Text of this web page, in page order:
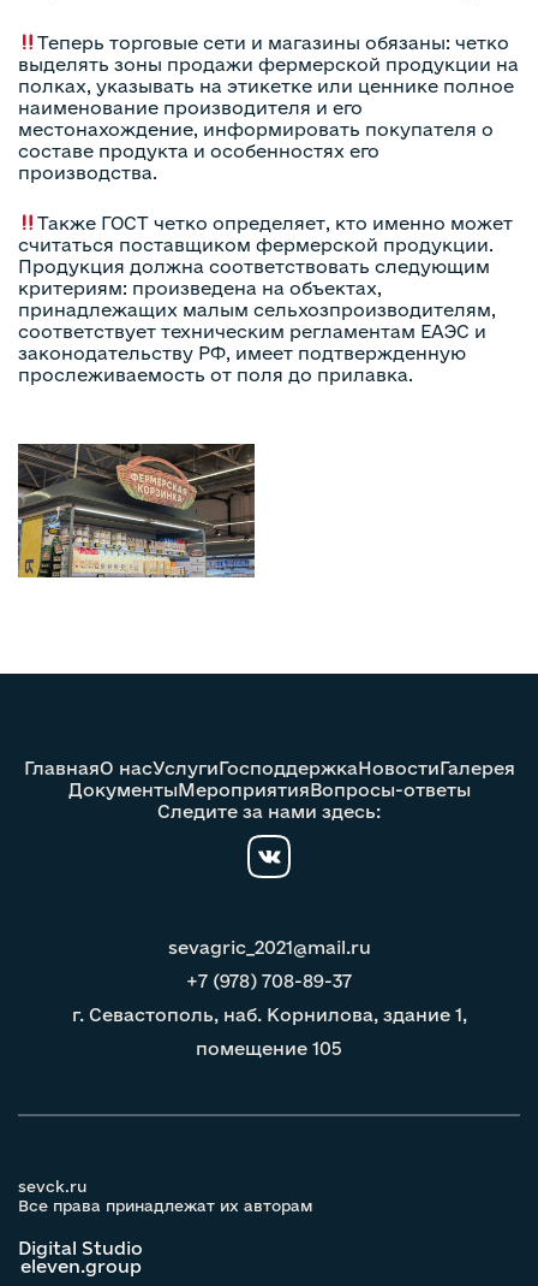
Теперь торговые сети и магазины обязаны: четко
выделять зоны продажи фермерской продукции на
полках, указывать на этикетке или ценнике полное
наименование производителя и его
местонахождение, информировать покупателя о
составе продукта и особенностях его
производства.
Также ГОСТ четко определяет, кто именно может
считаться поставщиком фермерской продукции.
Продукция должна соответствовать следующим
критериям: произведена на объектах,
принадлежащих малым сельхозпроизводителям,
соответствует техническим регламентам ЕАЭС и
законодательству РФ, имеет подтвержденную
прослеживаемость от поля до прилавка.
ГлавнаяО насУслугиГосподдержкаНовостиГалерея
ДокументыМероприятияВопросы-ответы
Следите за нами здесь:
sevagric_2021@mail.ru
+7 (978) 708-89-37
г. Севастополь, наб. Корнилова, здание 1,
помещение 105
sevck.ru
Все права принадлежат их авторам
Digital Studio
eleven.group